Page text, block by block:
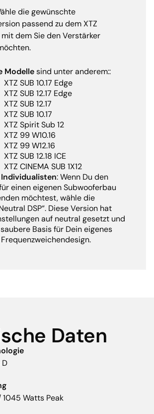
die gewünschte
passend zu dem XTZ
dem Sie den Verstärker
Modellesind unter anderem::
XTZ SUB 10.17 Edge
XTZ SUB 12.17 Edge
XTZ SUB 12.17
XTZ SUB 10.17
XTZ Spirit Sub 12
XTZ 99 W10.16
XTZ 99 W12.16
XTZ SUB 12.18 ICE
XTZ CINEMA SUB 1X12
: Wenn Du den
einen eigenen Subwooferbau
möchtest, wähle die
DSP“. Diese Version hat
auf neutral gesetzt und
Basis für Dein eigenes
Daten
D
Watts Peak